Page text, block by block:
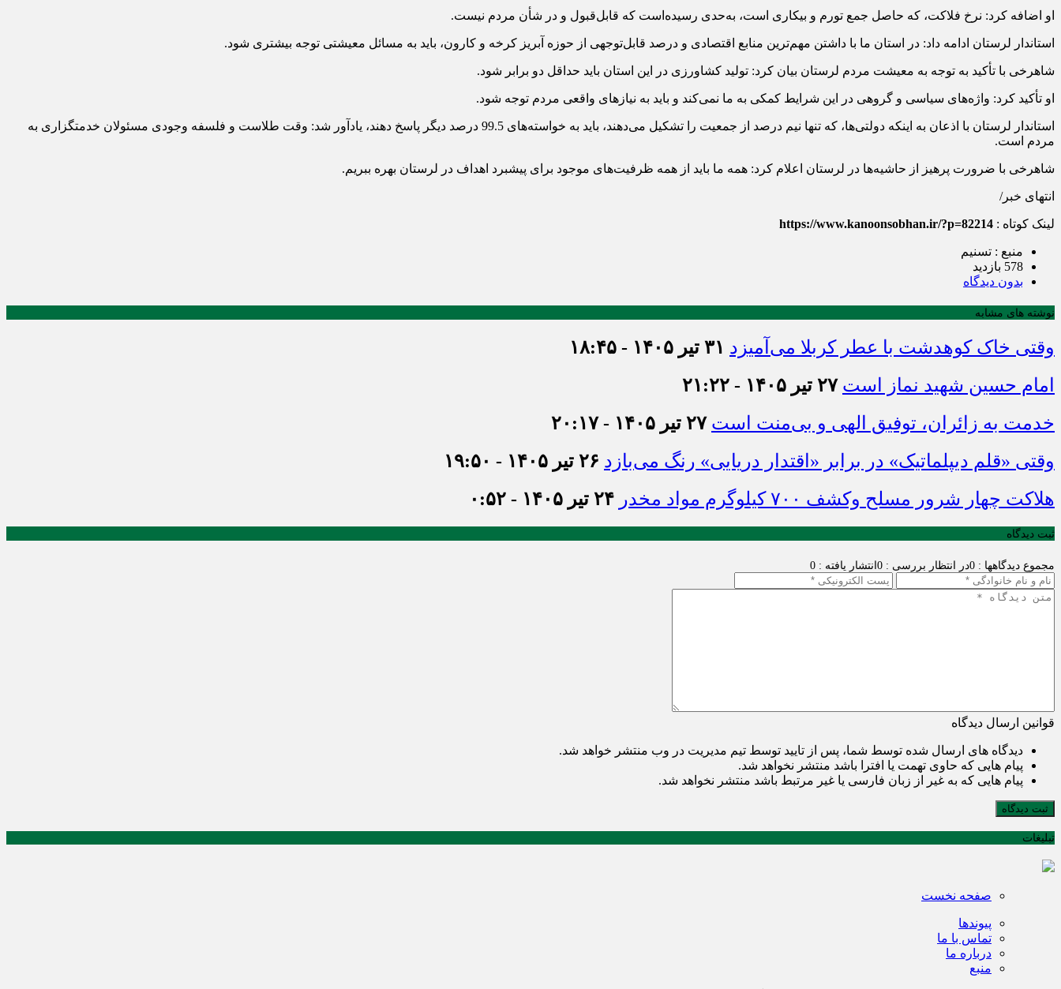
او اضافه کرد: نرخ فلاکت، که حاصل جمع تورم و بیکاری است، به‌حدی رسیده‌است که قابل‌قبول و در شأن مردم نیست.
استاندار لرستان ادامه داد: در استان ما با داشتن مهم‌ترین منابع اقتصادی و درصد قابل‌توجهی از حوزه آبریز کرخه و کارون، باید به مسائل معیشتی توجه بیشتری شود.
شاهرخی با تأکید به توجه به معیشت مردم لرستان بیان کرد: تولید کشاورزی در این استان باید حداقل دو برابر شود.
او‌ تأکید کرد: واژه‌های سیاسی و گروهی در این شرایط کمکی به ما نمی‌کند و باید به نیازهای واقعی مردم توجه شود.
استاندار لرستان با اذعان به اینکه دولتی‌ها، که تنها نیم درصد از جمعیت را تشکیل می‌دهند، باید به خواسته‌های 99.5 درصد دیگر پاسخ دهند، یادآور شد: وقت طلاست و فلسفه وجودی مسئولان خدمتگزاری به
مردم است.
شاهرخی با ضرورت پرهیز از حاشیه‌ها در لرستان‌ اعلام کرد: همه ما باید از همه ظرفیت‌های موجود برای پیشبرد اهداف در لرستان بهره ببریم.
انتهای خبر/
لینک کوتاه : https://www.kanoonsobhan.ir/?p=82214
منبع : تسنیم
578 بازدید
بدون دیدگاه
نوشته های مشابه
وقتی خاک کوهدشت با عطر کربلا می‌آمیزد ۳۱ تیر ۱۴۰۵ - ۱۸:۴۵
امام حسین شهید نماز است ۲۷ تیر ۱۴۰۵ - ۲۱:۲۲
خدمت به زائران، توفیق الهی و بی‌منت است ۲۷ تیر ۱۴۰۵ - ۲۰:۱۷
وقتی «قلم دیپلماتیک» در برابر «اقتدار دریایی» رنگ می‌بازد ۲۶ تیر ۱۴۰۵ - ۱۹:۵۰
هلاکت چهار شرور مسلح وکشف ۷۰۰ کیلوگرم مواد مخدر
۲۴ تیر ۱۴۰۵ - ۰:۵۲
ثبت دیدگاه
مجموع دیدگاهها : 0 در انتظار بررسی : 0 انتشار یافته : 0
قوانین ارسال دیدگاه
دیدگاه های ارسال شده توسط شما، پس از تایید توسط تیم مدیریت در وب منتشر خواهد شد.
پیام هایی که حاوی تهمت یا افترا باشد منتشر نخواهد شد.
پیام هایی که به غیر از زبان فارسی یا غیر مرتبط باشد منتشر نخواهد شد.
ثبت دیدگاه
تبلیغات
صفحه نخست
پیوندها
تماس با ما
درباره ما
منبع